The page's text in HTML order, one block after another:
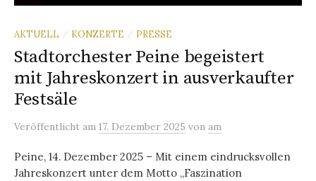
AKTUELL / KONZERTE / PRESSE
Stadtorchester Peine begeistert
mit Jahreskonzert in ausverkaufter
Festsäle
Veröffentlicht am 17. Dezember 2025 von am
Peine, 14. Dezember 2025 – Mit einem eindrucksvollen
Jahreskonzert unter dem Motto „Faszination